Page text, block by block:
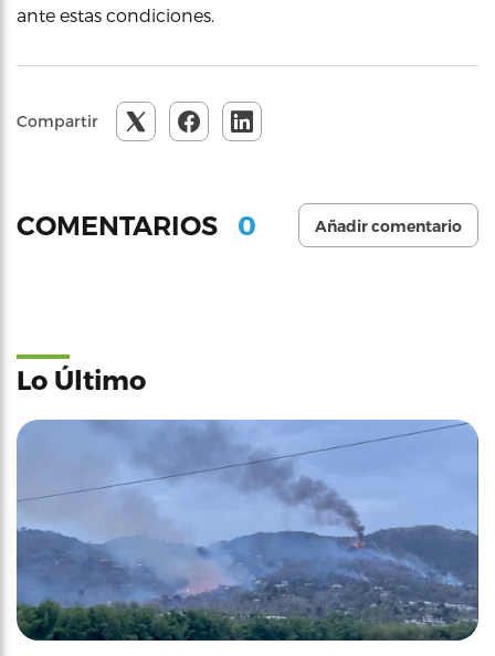
ante estas condiciones.
Compartir
COMENTARIOS 0 Añadir comentario
Lo Último